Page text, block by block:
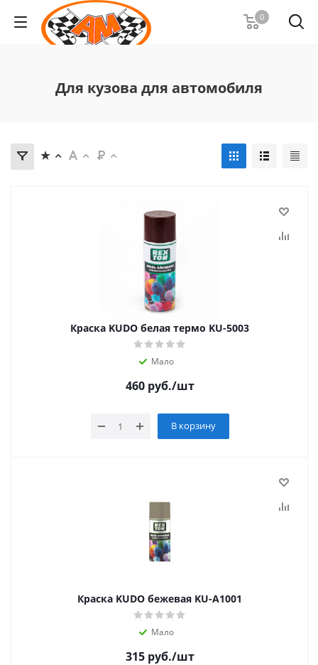
0
Для кузова для автомобиля
Краска KUDO белая термо KU-5003
Мало
460руб./шт
В корзину
Краска KUDO бежевая KU-A1001
Мало
315руб./шт